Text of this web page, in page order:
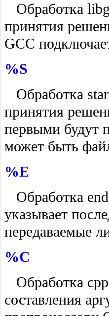
Обработка
принятия
GCC
%S
Обработка
принятия
первыми будут
может быть
%E
Обработка
указывает
передаваемые
%C
Обработка cpp
составления